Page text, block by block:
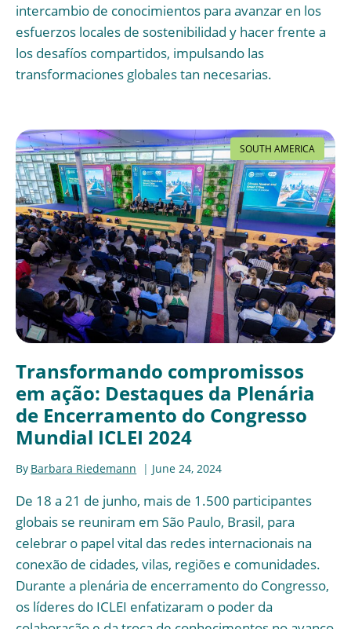
intercambio de conocimientos para avanzar en los
esfuerzos locales de sostenibilidad y hacer frente a
los desafíos compartidos, impulsando las
transformaciones globales tan necesarias.
SOUTH AMERICA
Transformando compromissos
em ação: Destaques da Plenária
de Encerramento do Congresso
Mundial ICLEI 2024
By Barbara Riedemann June 24, 2024
De 18 a 21 de junho, mais de 1.500 participantes
globais se reuniram em São Paulo, Brasil, para
celebrar o papel vital das redes internacionais na
conexão de cidades, vilas, regiões e comunidades.
Durante a plenária de encerramento do Congresso,
os líderes do ICLEI enfatizaram o poder da